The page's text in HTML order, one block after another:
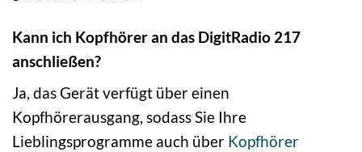
Kann ich Kopfhörer an das DigitRadio 217
anschließen?
Ja, das Gerät verfügt über einen
Kopfhörerausgang, sodass Sie Ihre
Lieblingsprogramme auch über Kopfhörer